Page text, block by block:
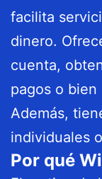
facilita
dinero.
cuenta,
pagos o
Además,
individuales
Por qué